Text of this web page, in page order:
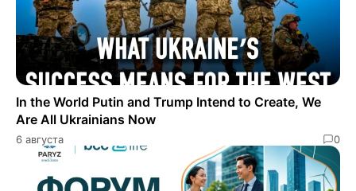
In the World Putin and Trump Intend to Create, We
Are All Ukrainians Now
6 августа 0